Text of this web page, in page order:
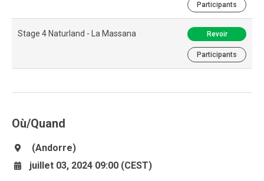
Participants
Stage 4 Naturland - La Massana Revoir
Participants
Où/Quand
(Andorre)
juillet 03, 2024 09:00 (CEST)